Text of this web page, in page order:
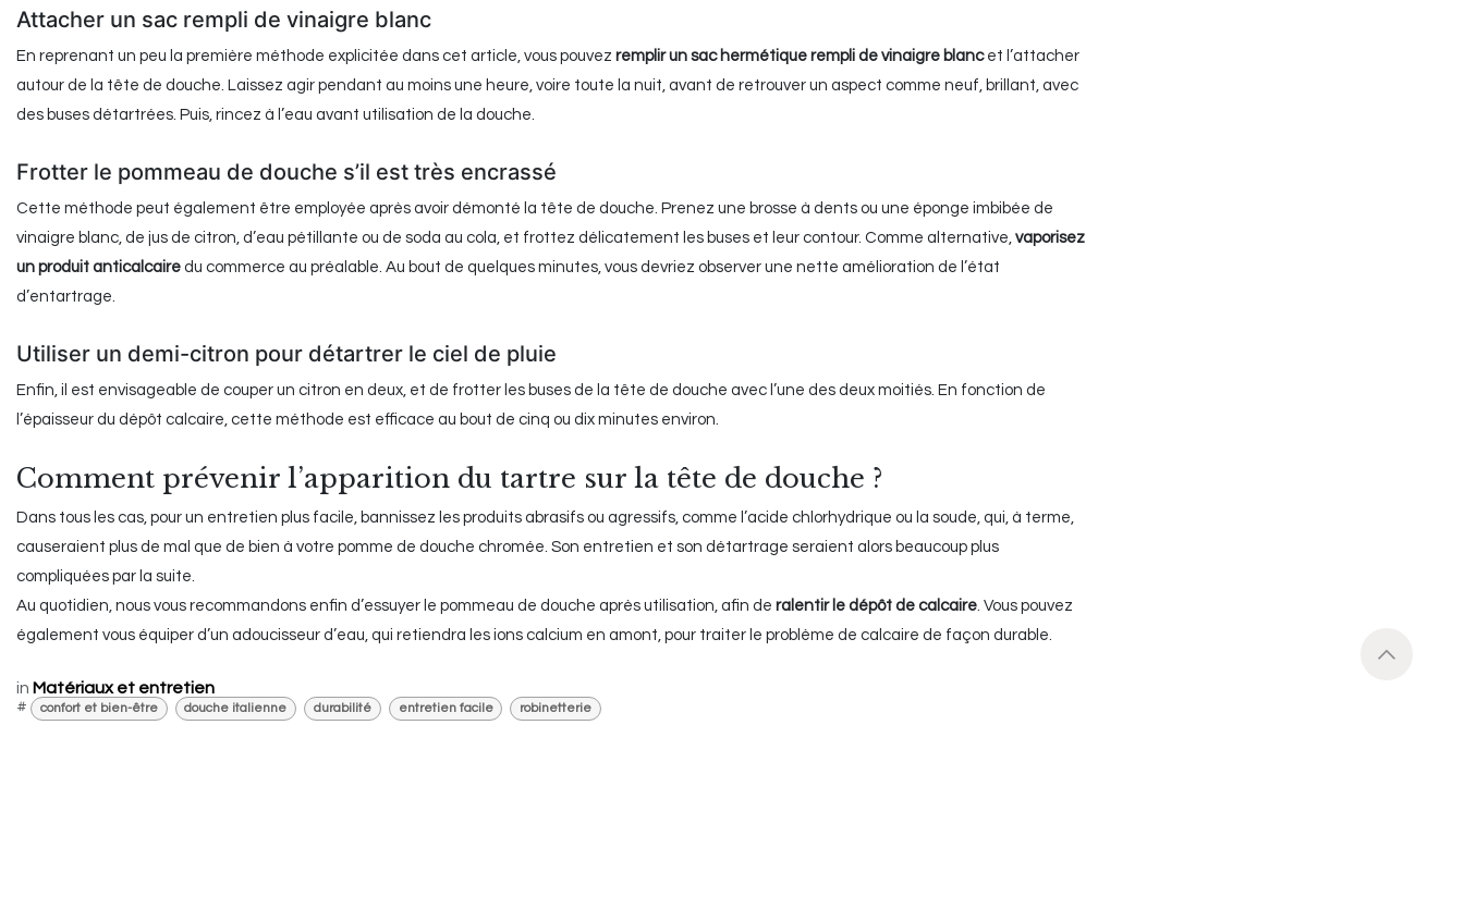
Attacher un sac rempli de vinaigre blanc
En reprenant un peu la première méthode explicitée dans cet article, vous pouvez remplir un sac hermétique rempli de vinaigre blancet l’attacher
autour de la tête de douche. Laissez agir pendant au moins une heure, voire toute la nuit, avant de retrouver un aspect comme neuf, brillant, avec
des buses détartrées. Puis, rincez à l’eau avant utilisation de la douche.
Frotter le pommeau de douche s’il est très encrassé
Cette méthode peut également être employée après avoir démonté la tête de douche. Prenez une brosse à dents ou une éponge imbibée de
vinaigre blanc, de jus de citron, d’eau pétillante ou de soda au cola, et frottez délicatement les buses et leur contour. Comme alternative, vaporisez
un produit anticalcaire du commerce au préalable. Au bout de quelques minutes, vous devriez observer une nette amélioration de l’état
d’entartrage.
Utiliser un demi-citron pour détartrer le ciel de pluie
Enfin, il est envisageable de couper un citron en deux, et de frotter les buses de la tête de douche avec l’une des deux moitiés. En fonction de
l’épaisseur du dépôt calcaire, cette méthode est efficace au bout de cinq ou dix minutes environ.
Comment prévenir l’apparition du tartre sur la tête de douche ?
Dans tous les cas, pour un entretien plus facile, bannissez les produits abrasifs ou agressifs, comme l’acide chlorhydrique ou la soude, qui, à terme,
causeraient plus de mal que de bien à votre pomme de douche chromée. Son entretien et son détartrage seraient alors beaucoup plus
compliquées par la suite.
Au quotidien, nous vous recommandons enfin d’essuyer le pommeau de douche après utilisation, afin de ralentir le dépôt de calcaire . Vous pouvez
également vous équiper d’un adoucisseur d’eau, qui retiendra les ions calcium en amont, pour traiter le problème de calcaire de façon durable.
in Matériaux et entretien
#
confort et bien-être douche italienne durabilité entretien facile robinetterie